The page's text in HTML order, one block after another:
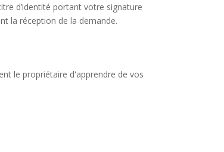
d’identité portant votre signature
la réception de la demande.
le propriétaire d'apprendre de vos